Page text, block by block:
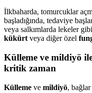
İlkbaharda, tomurcuklar
başladığında, tedaviye
veya salkımlarda lekeler
kükürtveya diğer özel
Külleme ve mildiyö
kritik zaman
Külleme ve mildiyö,